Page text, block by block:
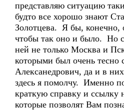
представляю ситуацию
будто все хорошо знают
Золотцева. Я бы, конечно,
чтобы так оно и было. Но
ней не только Москва и
которыми был очень тесно
Алексанедрович, да и в
здесь я помолчу. Именно
краткую справку и ссылку
которые позволят Вам